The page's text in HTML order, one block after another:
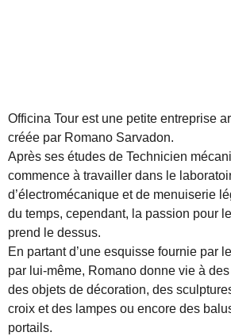
Officina Tour est une petite entreprise
créée par Romano Sarvadon.
Après ses études de Technicien
commence à travailler dans le
d’électromécanique et de menuiserie
du temps, cependant, la passion pour
prend le dessus.
En partant d’une esquisse fournie par
par lui-même, Romano donne vie à
des objets de décoration, des
croix et des lampes ou encore des
portails.